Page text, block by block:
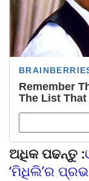
ଅଧିକ ପଢନ୍ତୁ :
‘ମିଧିଲି’ର